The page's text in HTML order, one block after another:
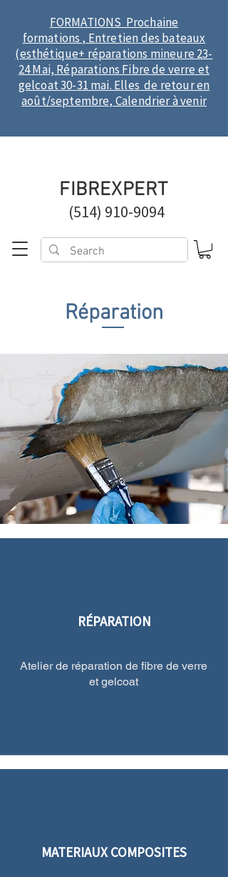
FORMATIONS Prochaine
formations , Entretien des bateaux
(esthétique+ réparations mineure 23-
24 Mai, Réparations Fibre de verre et
gelcoat 30-31 mai. Elles de retour en
août/septembre, Calendrier à venir
(514) 910-9094
FIBREXPERT
Réparation
RÉPARATION
Atelier de réparation de fibre de verre
et gelcoat
MATERIAUX COMPOSITES